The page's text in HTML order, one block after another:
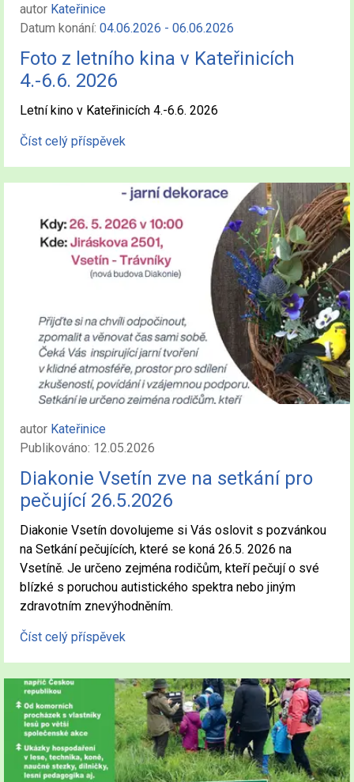
autor Kateřinice
Datum konání: 04.06.2026 - 06.06.2026
Foto z letního kina v Kateřinicích
4.-6.6. 2026
Letní kino v Kateřinicích 4.-6.6. 2026
Číst celý příspěvek
autor Kateřinice
Publikováno: 12.05.2026
Diakonie Vsetín zve na setkání pro
pečující 26.5.2026
Diakonie Vsetín dovolujeme si Vás oslovit s pozvánkou
na Setkání pečujících, které se koná 26.5. 2026 na
Vsetíně. Je určeno zejména rodičům, kteří pečují o své
blízké s poruchou autistického spektra nebo jiným
zdravotním znevýhodněním.
Číst celý příspěvek